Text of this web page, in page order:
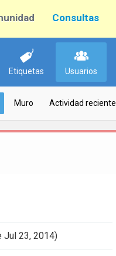
Consultas
Etiquetas Usuarios
Muro Actividad reciente
Jul 23, 2014)